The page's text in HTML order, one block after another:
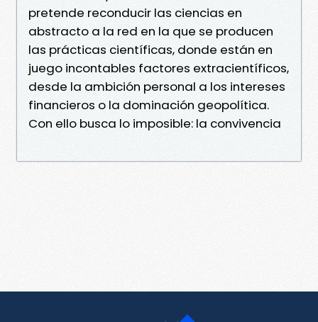
pretende reconducir las ciencias en
abstracto a la red en la que se producen
las prácticas científicas, donde están en
juego incontables factores extracientíficos,
desde la ambición personal a los intereses
financieros o la dominación geopolítica.
Con ello busca lo imposible: la convivencia